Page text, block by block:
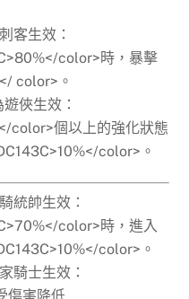
客生效：
color>時，暴擊
color>。
俠生效：
color>個以上的強化狀態
color>。
統帥生效：
color>時，進入
color>。
騎士生效：